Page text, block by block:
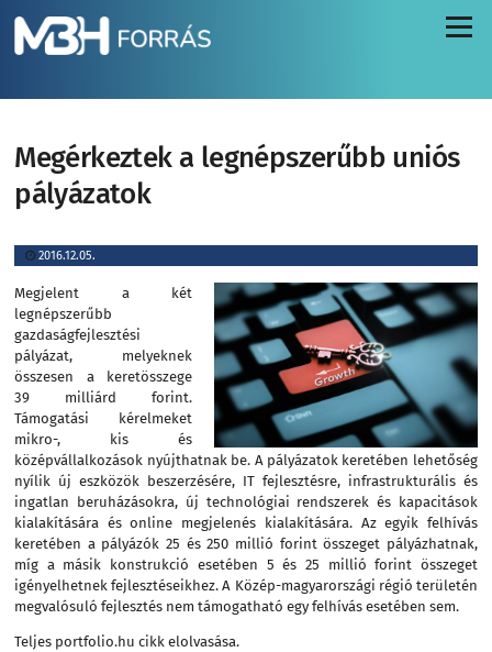
Menü
Megérkeztek a legnépszerűbb uniós
pályázatok
2016.12.05.
Megjelent a két
legnépszerűbb
gazdaságfejlesztési
pályázat, melyeknek
összesen a keretösszege
39 milliárd forint.
Támogatási kérelmeket
mikro-, kis és
középvállalkozások nyújthatnak be. A pályázatok keretében lehetőség
nyílik új eszközök beszerzésére, IT fejlesztésre, infrastrukturális és
ingatlan beruházásokra, új technológiai rendszerek és kapacitások
kialakítására és online megjelenés kialakítására. Az egyik felhívás
keretében a pályázók 25 és 250 millió forint összeget pályázhatnak,
míg a másik konstrukció esetében 5 és 25 millió forint összeget
igényelhetnek fejlesztéseikhez. A Közép-magyarországi régió területén
megvalósuló fejlesztés nem támogatható egy felhívás esetében sem.
Teljes portfolio.hu cikk elolvasása.